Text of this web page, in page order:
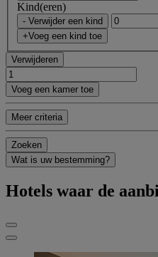
Kind(eren)
- Verwijder een kind
+Voeg een kind toe
Verwijderen
Voeg een kamer toe
Meer criteria
Zoeken
Wat is uw bestemming?
Hotels waar de